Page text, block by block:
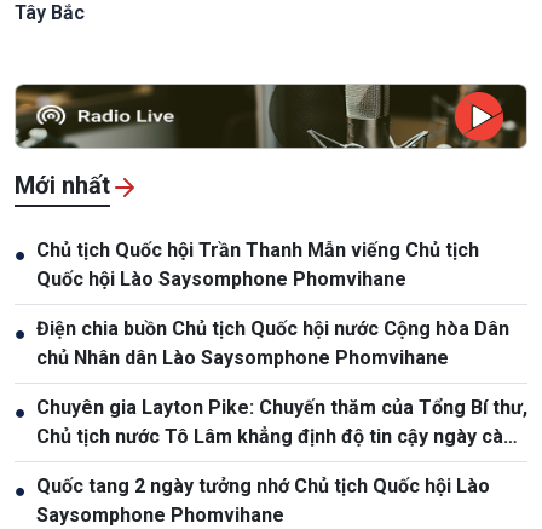
Tây Bắc
Mới nhất
● Chủ tịch Quốc hội Trần Thanh Mẫn viếng Chủ tịch
Quốc hội Lào Saysomphone Phomvihane
● Điện chia buồn Chủ tịch Quốc hội nước Cộng hòa Dân
chủ Nhân dân Lào Saysomphone Phomvihane
● Chuyên gia Layton Pike: Chuyến thăm của Tổng Bí thư,
Chủ tịch nước Tô Lâm khẳng định độ tin cậy ngày càng
cao giữa Việt Nam và Australia
● Quốc tang 2 ngày tưởng nhớ Chủ tịch Quốc hội Lào
Saysomphone Phomvihane